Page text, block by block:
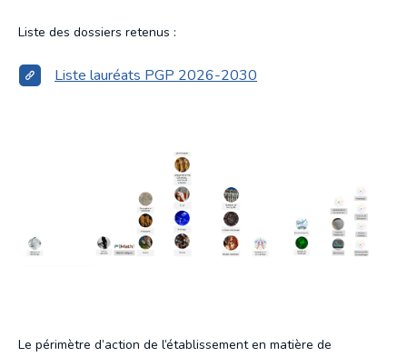
Liste des dossiers retenus :
Liste lauréats PGP 2026-2030
Le périmètre d’action de l’établissement en matière de